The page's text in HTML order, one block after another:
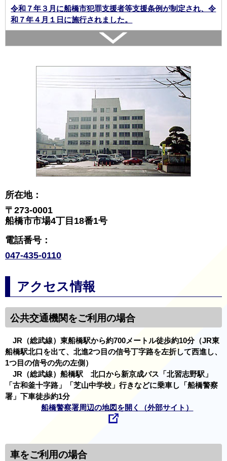
令和７年３月に船橋市犯罪支援者等支援条例が制定され、令
和７年４月１日に施行されました。
所在地：
〒273-0001
船橋市市場4丁目18番1号
電話番号：
047-435-0110
アクセス情報
公共交通機関をご利用の場合
JR（総武線）東船橋駅から約700メートル徒歩約10分（JR東
船橋駅北口を出て、北進2つ目の信号丁字路を左折して西進し、
1つ目の信号の先の左側）
JR（総武線）船橋駅 北口から新京成バス「北習志野駅」
「古和釜十字路」「芝山中学校」行きなどに乗車し「船橋警察
署」下車徒歩約1分
船橋警察署周辺の地図を開く（外部サイト）
車をご利用の場合